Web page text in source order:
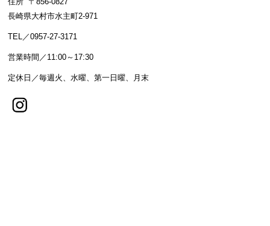
長崎県大村市水主町2-971
TEL／0957-27-3171
営業時間／11:00～17:30
定休日／毎週火、水曜、第一日曜、月末